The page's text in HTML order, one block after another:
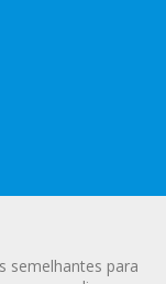
semelhantes para